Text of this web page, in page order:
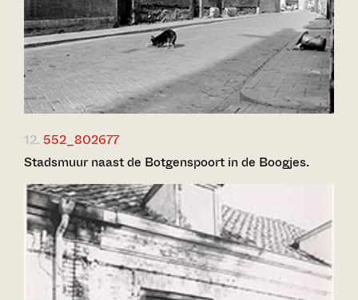
12. 552_802677
Stadsmuur naast de Botgenspoort in de Boogjes.